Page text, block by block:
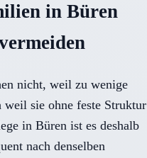
in Büren
nicht, weil zu wenige
sie ohne feste Struktur
in Büren ist es deshalb
nach denselben